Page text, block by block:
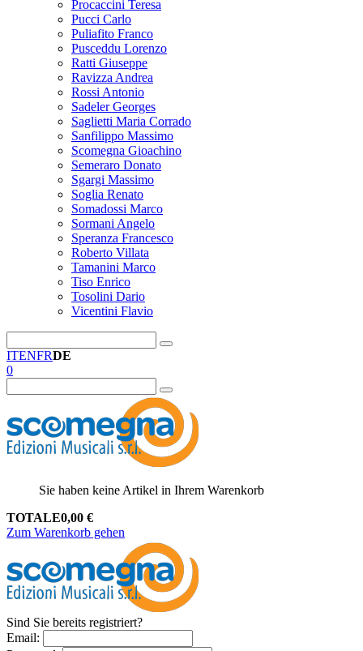
Procaccini Teresa
Pucci Carlo
Puliafito Franco
Pusceddu Lorenzo
Ratti Giuseppe
Ravizza Andrea
Rossi Antonio
Sadeler Georges
Saglietti Maria Corrado
Sanfilippo Massimo
Scomegna Gioachino
Semeraro Donato
Sgargi Massimo
Soglia Renato
Somadossi Marco
Sormani Angelo
Speranza Francesco
Roberto Villata
Tamanini Marco
Tiso Enrico
Tosolini Dario
Vicentini Flavio
ITENFRDE
0
Sie haben keine Artikel in Ihrem Warenkorb
TOTALE0,00 €
Zum Warenkorb gehen
Sind Sie bereits registriert?
Email: